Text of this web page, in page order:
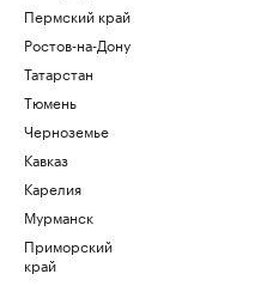
Пермский край
Ростов-на-Дону
Татарстан
Тюмень
Черноземье
Кавказ
Карелия
Мурманск
Приморский
край